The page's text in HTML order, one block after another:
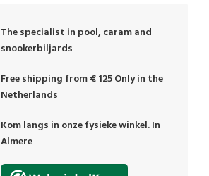
The specialist in pool, caram and
snookerbiljards
Free shipping from € 125 Only in the
Netherlands
Kom langs in onze fysieke winkel. In
Almere